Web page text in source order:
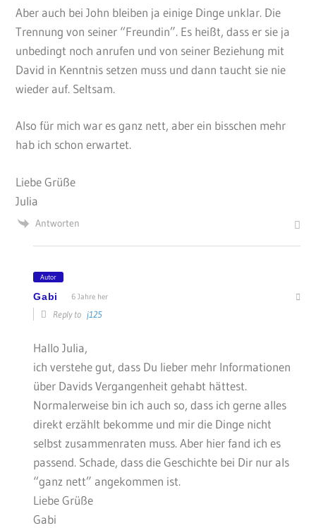
Aber auch bei John bleiben ja einige Dinge unklar. Die
Trennung von seiner “Freundin”. Es heißt, dass er sie ja
unbedingt noch anrufen und von seiner Beziehung mit
David in Kenntnis setzen muss und dann taucht sie nie
wieder auf. Seltsam.
Also für mich war es ganz nett, aber ein bisschen mehr
hab ich schon erwartet.
Liebe Grüße
Julia
Antworten
Autor
Gabi 6 Jahre her
Reply toj125
Hallo Julia,
ich verstehe gut, dass Du lieber mehr Informationen
über Davids Vergangenheit gehabt hättest.
Normalerweise bin ich auch so, dass ich gerne alles
direkt erzählt bekomme und mir die Dinge nicht
selbst zusammenraten muss. Aber hier fand ich es
passend. Schade, dass die Geschichte bei Dir nur als
“ganz nett” angekommen ist.
Liebe Grüße
Gabi